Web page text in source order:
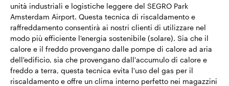
unità industriali e logistiche leggere del SEGRO Park
Amsterdam Airport. Questa tecnica di riscaldamento e
raffreddamento consentirà ai nostri clienti di utilizzare nel
modo più efficiente l'energia sostenibile (solare). Sia che il
calore e il freddo provengano dalle pompe di calore ad aria
dell'edificio, sia che provengano dall'accumulo di calore e
freddo a terra, questa tecnica evita l'uso del gas per il
riscaldamento e offre un clima interno perfetto nei magazzini